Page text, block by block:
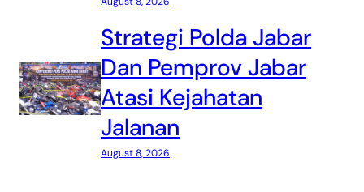
Strategi Polda Jabar
Dan Pemprov Jabar
Atasi Kejahatan
Jalanan
August 8, 2026